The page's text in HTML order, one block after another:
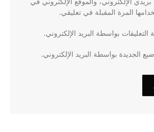
المرة المقبلة في تعليقي.
التعليقات بواسطة البريد الإلكتروني.
الجديدة بواسطة البريد الإلكتروني.